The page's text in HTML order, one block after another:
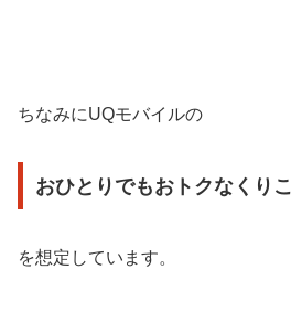
ちなみにUQモバイルの
おひとりでもおトクなくり
を想定しています。